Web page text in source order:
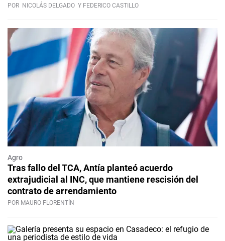
POR NICOLÁS DELGADO Y FEDERICO CASTILLO
Agro
Tras fallo del TCA, Antía planteó acuerdo
extrajudicial al INC, que mantiene rescisión del
contrato de arrendamiento
POR MAURO FLORENTÍN